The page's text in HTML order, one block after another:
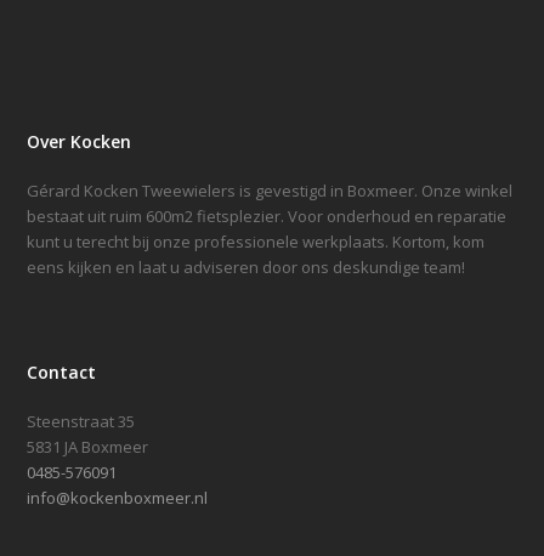
Over Kocken
Gérard Kocken Tweewielers is gevestigd in Boxmeer. Onze winkel
bestaat uit ruim 600m2 fietsplezier. Voor onderhoud en reparatie
kunt u terecht bij onze professionele werkplaats. Kortom, kom
eens kijken en laat u adviseren door ons deskundige team!
Contact
Steenstraat 35
5831 JA Boxmeer
0485-576091
info@kockenboxmeer.nl